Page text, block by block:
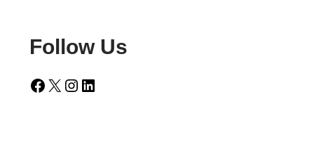
Follow Us
Facebook X Instagram LinkedIn